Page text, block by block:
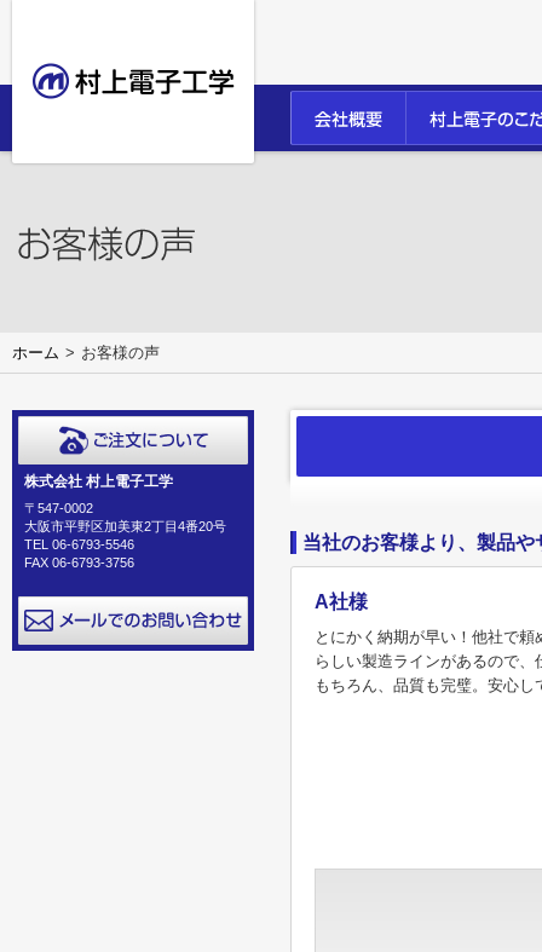
ホーム お客様の声
当社のお客様より、製品
A社様
とにかく納期が早い！他社で
らしい製造ラインがあるので、
もちろん、品質も完璧。安心
株式会社 村上電子工学
〒547-0002
大阪市平野区加美東2丁目4番20号
TEL 06-6793-5546
FAX 06-6793-3756